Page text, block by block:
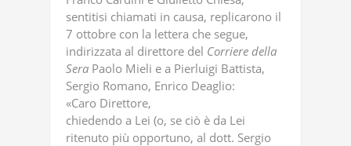
sentitisi chiamati in causa, replicarono il
7 ottobre con la lettera che segue,
indirizzata al direttore del Corriere della
Sera Paolo Mieli e a Pierluigi Battista,
Sergio Romano, Enrico Deaglio:
«Caro Direttore,
chiedendo a Lei (o, se ciò è da Lei
ritenuto più opportuno, al dott. Sergio